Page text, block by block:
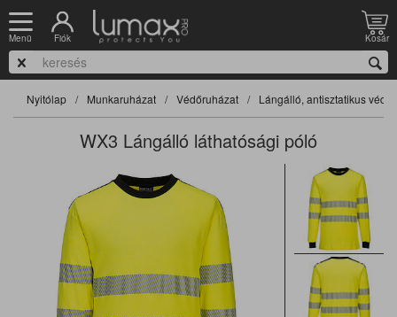
Menü Fiók Kosár
Nyitólap Munkaruházat Védőruházat Lángálló, antisztatikus
WX3 Lángálló láthatósági póló